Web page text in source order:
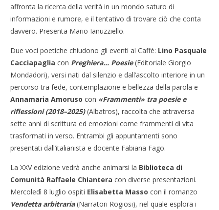
affronta la ricerca della verità in un mondo saturo di
informazioni e rumore, e il tentativo di trovare ciò che conta
davvero. Presenta Mario Ianuzziello.
Due voci poetiche chiudono gli eventi al Caffè: Lino Pasquale
Cacciapaglia con Preghiera… Poesie(Editoriale Giorgio
Mondadori), versi nati dal silenzio e dall’ascolto interiore in un
percorso tra fede, contemplazione e bellezza della parola e
Annamaria Amoruso con «Frammenti» tra poesie e
riflessioni (2018–2025)(Albatros), raccolta che attraversa
sette anni di scrittura ed emozioni come frammenti di vita
trasformati in verso. Entrambi gli appuntamenti sono
presentati dall’italianista e docente Fabiana Fago.
La XXV edizione vedrà anche animarsi la Biblioteca di
Comunità Raffaele Chianteracon diverse presentazioni.
Mercoledì 8 luglio ospiti Elisabetta Masso con il romanzo
Vendetta arbitraria(Narratori Rogiosi), nel quale esplora i